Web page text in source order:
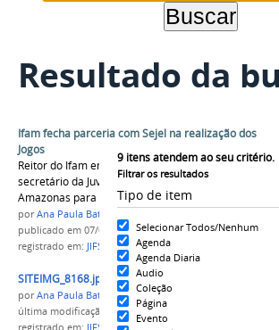
Resultado da
9 itens atendem ao seu critério.
Filtrar os resultados
Tipo de item
Selecionar Todos/Nenhum
Agenda
Agenda Diaria
Audio
Coleção
Página
Evento
Ifam fecha parceria com Sejel na realização dos
Jogos
Reitor do Ifam encontrou-se hoje, 7, com o
secretário da Juventude, Esporte e Lazer do
Amazonas para firmar parceria
porAna Paula Batista
publicado em 07/07/2016
registrado em: JIFS 2016, etapa Norte
SITEIMG_8168.jpg
porAna Paula Batista
última modificação
em 07/07/2016 16h04
registrado em: JIFS 2016, etapa Norte